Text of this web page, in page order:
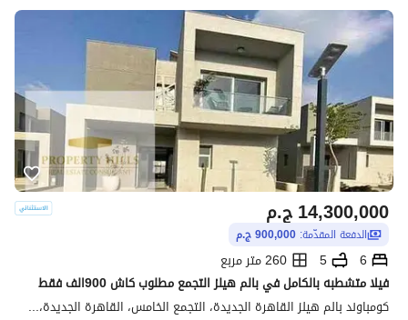
ج.م14,300,000
الدفعة المقدّمة: 900,000 ج.م
6
5
260 متر مربع
فيلا متشطبه بالكامل في بالم هيلز التجمع مطلوب كاش 900الف فقط
كومباوند بالم هيلز القاهرة الجديدة، التجمع الخامس، القاهرة الجديدة، القاهرة